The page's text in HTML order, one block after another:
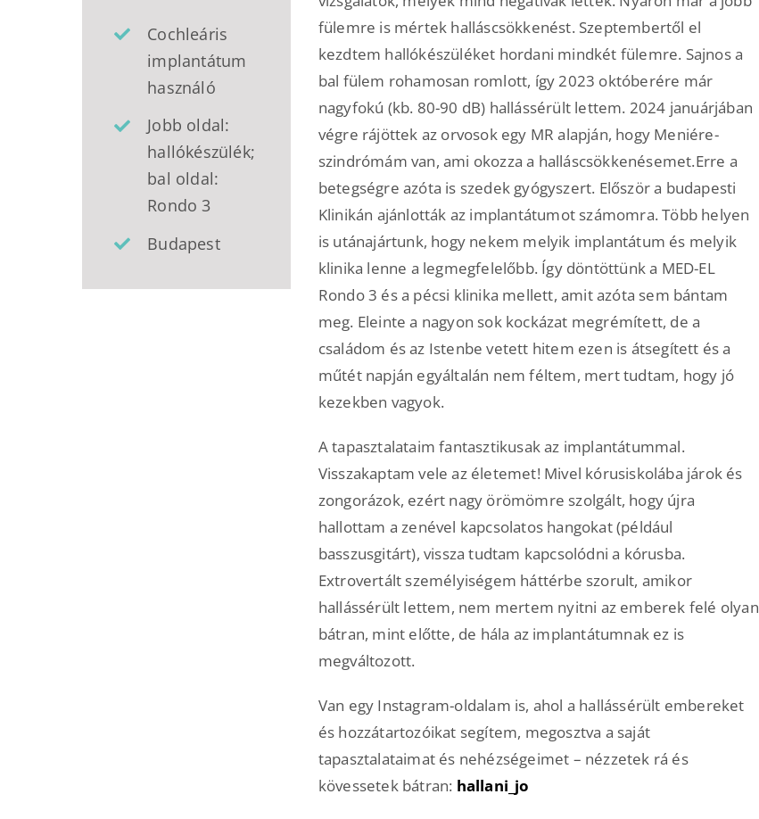
Cochleáris
implantátum
használó
Jobb oldal:
hallókészülék;
bal oldal:
Rondo 3
Budapest
fülemre is mértek halláscsökkenést. Szeptembertől el
kezdtem hallókészüléket hordani mindkét fülemre. Sajnos a
bal fülem rohamosan romlott, így 2023 októberére már
nagyfokú (kb. 80-90 dB) hallássérült lettem. 2024 januárjában
végre rájöttek az orvosok egy MR alapján, hogy Meniére-
szindrómám van, ami okozza a halláscsökkenésemet.Erre a
betegségre azóta is szedek gyógyszert. Először a budapesti
Klinikán ajánlották az implantátumot számomra. Több helyen
is utánajártunk, hogy nekem melyik implantátum és melyik
klinika lenne a legmegfelelőbb. Így döntöttünk a MED-EL
Rondo 3 és a pécsi klinika mellett, amit azóta sem bántam
meg. Eleinte a nagyon sok kockázat megrémített, de a
családom és az Istenbe vetett hitem ezen is átsegített és a
műtét napján egyáltalán nem féltem, mert tudtam, hogy jó
kezekben vagyok.
A tapasztalataim fantasztikusak az implantátummal.
Visszakaptam vele az életemet! Mivel kórusiskolába járok és
zongorázok, ezért nagy örömömre szolgált, hogy újra
hallottam a zenével kapcsolatos hangokat (például
basszusgitárt), vissza tudtam kapcsolódni a kórusba.
Extrovertált személyiségem háttérbe szorult, amikor
hallássérült lettem, nem mertem nyitni az emberek felé olyan
bátran, mint előtte, de hála az implantátumnak ez is
megváltozott.
Van egy Instagram-oldalam is, ahol a hallássérült embereket
és hozzátartozóikat segítem, megosztva a saját
tapasztalataimat és nehézségeimet – nézzetek rá és
kövessetek bátran: hallani_jo